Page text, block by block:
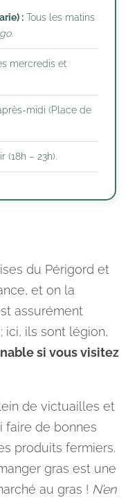
: Tous les matins
mercredis et
midi (Place de
(18h – 23h).
du Périgord et
et on la
assurément
ici, ils sont légion,
si vous visitez
de victuailles et
faire de bonnes
produits fermiers.
gras est une
au gras ! N’en